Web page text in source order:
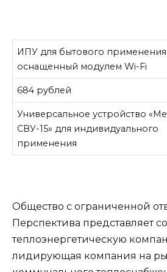
ИПУ для бытового применения
оснащенный модулем Wi-Fi
684 рублей
Универсальное устройство
СВУ-15» для индивидуального
применения
Общество с ограниченной
Перспектива представляет
теплоэнергетическую
лидирующая компания на